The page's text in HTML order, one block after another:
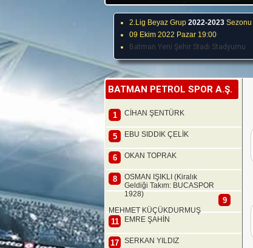
2.Lig Beyaz Grup 2022-2023 Sezonu
09 Ekim 2022 Pazar 19:00
Batman Yeni Şehir Stadı Stadyumu
BATMAN PETROL SPOR A.Ş.
1 CİHAN ŞENTÜRK
5 EBU SIDDIK ÇELİK
6 OKAN TOPRAK
8
OSMAN IŞIKLI (Kiralık
Geldiği Takım: BUCASPOR
1928)
9
MEHMET KÜÇÜKDURMUŞ
11 EMRE ŞAHİN
17 SERKAN YILDIZ